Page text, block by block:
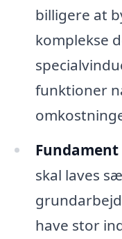
billigere at
komplekse
funktioner
Fundament
skal laves
have stor